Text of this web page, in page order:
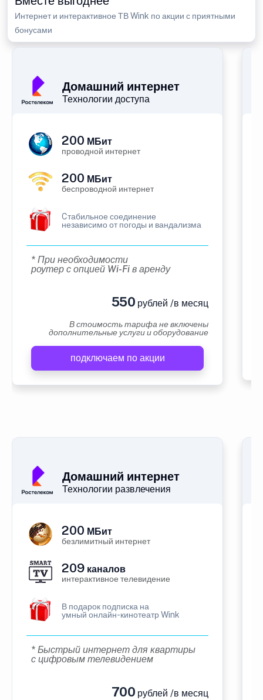
Интернет и интерактивное ТВ Wink по акции с приятными
бонусами
Домашний интернет
Технологии доступа
200 МБит
проводной интернет
200 МБит
беспроводной интернет
Cтабильное соединение
независимо от погоды и вандализма
* При необходимости
роутер с опцией Wi-Fi в аренду
550 рублей /в месяц
В стоимость тарифа не включены
дополнительные услуги и оборудование
подключаем по акции
Домашний интернет
Технологии развлечения
200 МБит
безлимитный интернет
209 каналов
интерактивное телевидение
В подарок подписка на
умный онлайн-кинотеатр Wink
* Быстрый интернет для квартиры
с цифровым телевидением
700 рублей /в месяц